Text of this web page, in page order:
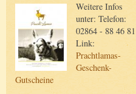
Weitere Infos
unter: Telefon:
02864 - 88 46 81
Link:
Prachtlamas-
Geschenk-
Gutscheine